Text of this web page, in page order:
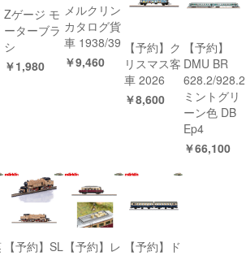
Zゲージ モ
ーターブラ
シ
￥1,980
メルクリン
カタログ貨
車 1938/39
￥9,460
【予約】ク
リスマス客
車 2026
￥8,600
【予約】
DMU BR
628.2/928.2
ミントグリ
ーン色 DB
Ep4
￥66,100
【予約】SL 【予約】レ
【予約】ド